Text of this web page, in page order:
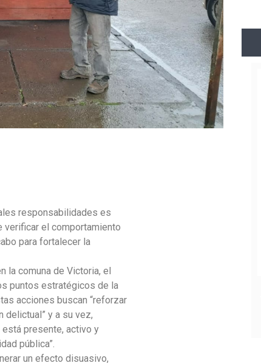
responsabilidades es
verificar el comportamiento
para fortalecer la
la comuna de Victoria, el
puntos estratégicos de la
acciones buscan “reforzar
delictual” y a su vez,
está presente, activo y
pública”.
un efecto disuasivo,